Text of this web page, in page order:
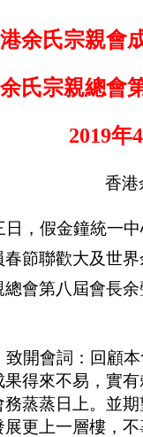
余氏宗親會
氏宗親總會
2019年
香港
，假金鐘統一
節聯歡大及世
會第八屆會長余
開會詞：回顧
得來不易， 實
蒸蒸日上。 並期
更上一層樓，